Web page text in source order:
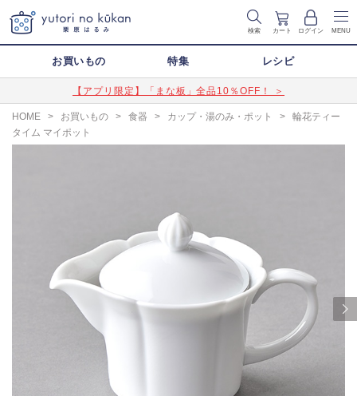
検索 カート ログイン MENU
お買いもの 特集 レシピ
【アプリ限定】「まな板」全品10％OFF！ ＞
HOME > お買いもの > 食器 > カップ・湯のみ・ポット >
輪花ティー
タイム マイポット
Next